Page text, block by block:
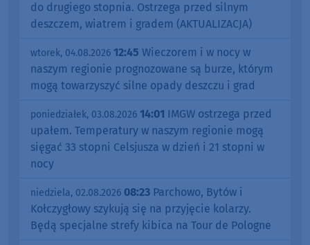
do drugiego stopnia. Ostrzega przed silnym
deszczem, wiatrem i gradem (AKTUALIZACJA)
wtorek, 04.08.2026 12:45 Wieczorem i w nocy w
naszym regionie prognozowane są burze, którym
mogą towarzyszyć silne opady deszczu i grad
poniedziałek, 03.08.2026 14:01 IMGW ostrzega przed
upałem. Temperatury w naszym regionie mogą
sięgać 33 stopni Celsjusza w dzień i 21 stopni w
nocy
niedziela, 02.08.2026 08:23 Parchowo, Bytów i
Kołczygłowy szykują się na przyjęcie kolarzy.
Będą specjalne strefy kibica na Tour de Pologne